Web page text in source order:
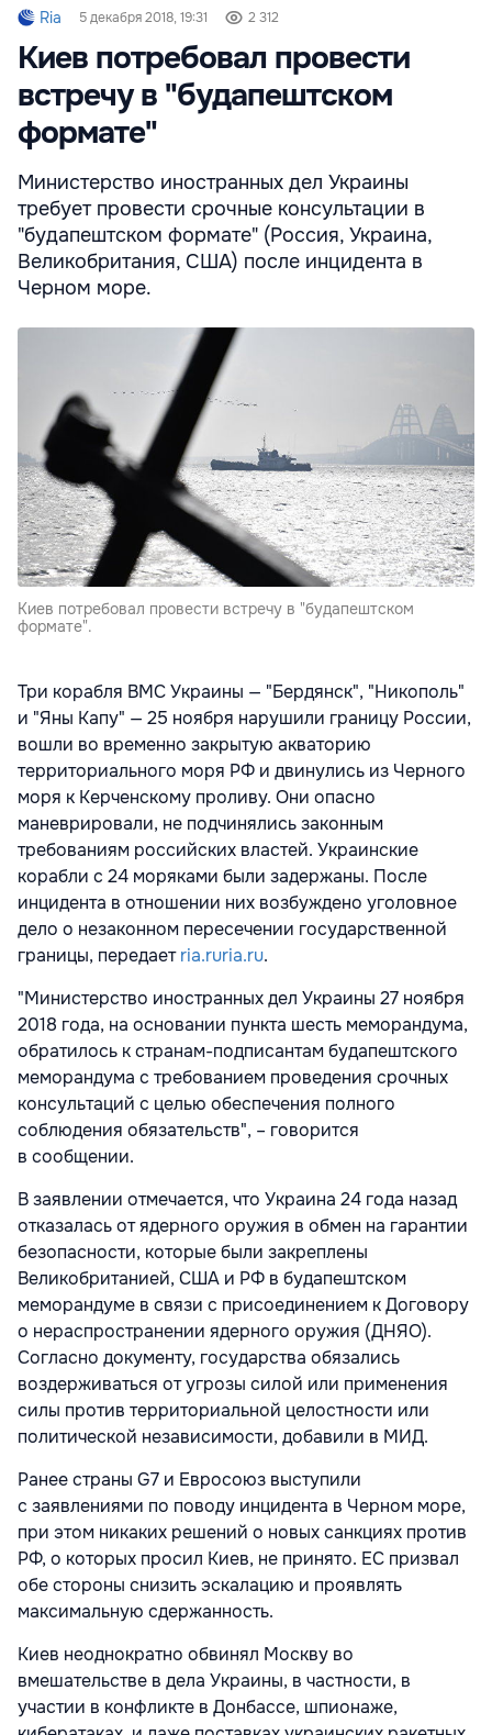
Ria 5 декабря 2018, 19:31 2 312
Киев потребовал провести
встречу в "будапештском
формате"
Министерство иностранных дел Украины
требует провести срочные консультации в
"будапештском формате" (Россия, Украина,
Великобритания, США) после инцидента в
Черном море.
Киев потребовал провести встречу в "будапештском
формате".
Три корабля ВМС Украины — "Бердянск", "Никополь"
и "Яны Капу" — 25 ноября нарушили границу России,
вошли во временно закрытую акваторию
территориального моря РФ и двинулись из Черного
моря к Керченскому проливу. Они опасно
маневрировали, не подчинялись законным
требованиям российских властей. Украинские
корабли с 24 моряками были задержаны. После
инцидента в отношении них возбуждено уголовное
дело о незаконном пересечении государственной
границы, передаетria.ruria.ru.
"Министерство иностранных дел Украины 27 ноября
2018 года, на основании пункта шесть меморандума,
обратилось к странам-подписантам будапештского
меморандума с требованием проведения срочных
консультаций с целью обеспечения полного
соблюдения обязательств", – говорится
в сообщении.
В заявлении отмечается, что Украина 24 года назад
отказалась от ядерного оружия в обмен на гарантии
безопасности, которые были закреплены
Великобританией, США и РФ в будапештском
меморандуме в связи с присоединением к Договору
о нераспространении ядерного оружия (ДНЯО).
Согласно документу, государства обязались
воздерживаться от угрозы силой или применения
силы против территориальной целостности или
политической независимости, добавили в МИД.
Ранее страны G7 и Евросоюз выступили
с заявлениями по поводу инцидента в Черном море,
при этом никаких решений о новых санкциях против
РФ, о которых просил Киев, не принято. ЕС призвал
обе стороны снизить эскалацию и проявлять
максимальную сдержанность.
Киев неоднократно обвинял Москву во
вмешательстве в дела Украины, в частности, в
участии в конфликте в Донбассе, шпионаже,